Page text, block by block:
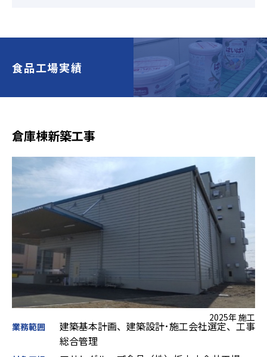
食品工場実績
倉庫棟新築工事
2025年 施工
業務範囲
建築基本計画、建築設計･施工会社選定、工事
総合管理